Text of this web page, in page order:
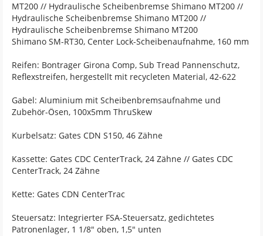
MT200 // Hydraulische Scheibenbremse Shimano MT200 //
Hydraulische Scheibenbremse Shimano MT200 //
Hydraulische Scheibenbremse Shimano MT200
Shimano SM-RT30, Center Lock-Scheibenaufnahme, 160 mm
Reifen: Bontrager Girona Comp, Sub Tread Pannenschutz,
Reflexstreifen, hergestellt mit recycleten Material, 42-622
Gabel: Aluminium mit Scheibenbremsaufnahme und
Zubehör-Ösen, 100x5mm ThruSkew
Kurbelsatz: Gates CDN S150, 46 Zähne
Kassette: Gates CDC CenterTrack, 24 Zähne // Gates CDC
CenterTrack, 24 Zähne
Kette: Gates CDN CenterTrac
Steuersatz: Integrierter FSA-Steuersatz, gedichtetes
Patronenlager, 1 1/8" oben, 1,5" unten